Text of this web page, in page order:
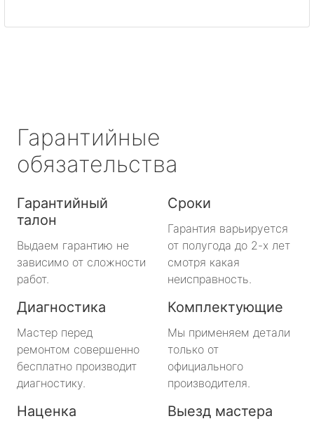
Гарантийные
обязательства
Гарантийный
талон
Выдаем гарантию не
зависимо от сложности
работ.
Сроки
Гарантия варьируется
от полугода до 2-х лет
смотря какая
неисправность.
Диагностика
Мастер перед
ремонтом совершенно
бесплатно производит
диагностику.
Комплектующие
Мы применяем детали
только от
официального
производителя.
Наценка Выезд мастера